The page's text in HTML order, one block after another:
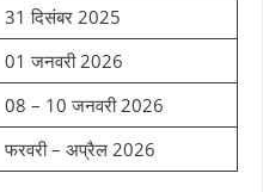
31 दिसंबर 2025
01 जनवरी 2026
08 – 10 जनवरी 2026
फरवरी – अप्रैल 2026